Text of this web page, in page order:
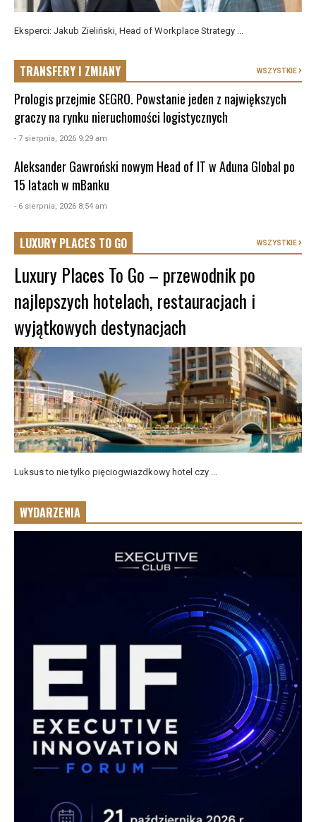
Eksperci: Jakub Zieliński, Head of Workplace Strategy ...
TRANSFERY I ZMIANY WSZYSTKIE
Prologis przejmie SEGRO. Powstanie jeden z największych
graczy na rynku nieruchomości logistycznych
- 7 sierpnia, 2026 9:29 am
Aleksander Gawroński nowym Head of IT w Aduna Global po
15 latach w mBanku
- 6 sierpnia, 2026 8:54 am
LUXURY PLACES TO GO WSZYSTKIE
Luxury Places To Go – przewodnik po
najlepszych hotelach, restauracjach i
wyjątkowych destynacjach
Luksus to nie tylko pięciogwiazdkowy hotel czy ...
WYDARZENIA